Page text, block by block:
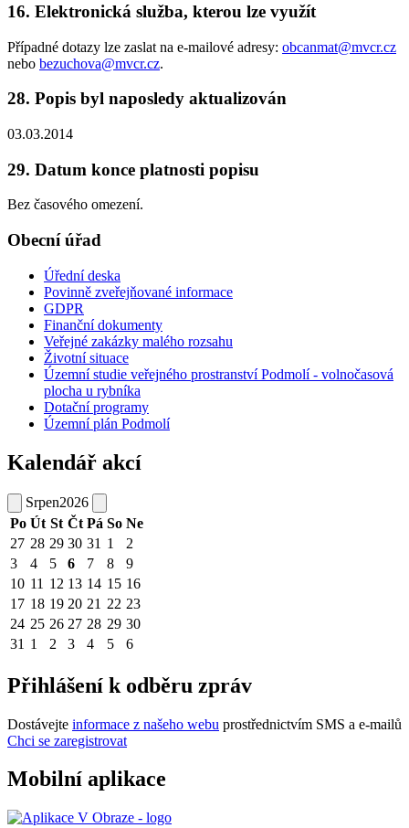
16. Elektronická služba, kterou lze využít
Případné dotazy lze zaslat na e-mailové adresy: obcanmat@mvcr.cz
nebo bezuchova@mvcr.cz.
28. Popis byl naposledy aktualizován
03.03.2014
29. Datum konce platnosti popisu
Bez časového omezení.
Obecní úřad
Úřední deska
Povinně zveřejňované informace
GDPR
Finanční dokumenty
Veřejné zakázky malého rozsahu
Životní situace
Územní studie veřejného prostranství Podmolí - volnočasová
plocha u rybníka
Dotační programy
Územní plán Podmolí
Kalendář akcí
Srpen2026
Po Út St Čt Pá So Ne
27 28 29 30 31 1
2
3
4 5 6 7 8
9
10 11 12 13 14 15 16
17 18 19 20 21 22 23
24 25 26 27 28 29 30
31 1 2 3 4 5 6
Přihlášení k odběru zpráv
Dostávejte informace z našeho webu prostřednictvím SMS a e-mailů
Chci se zaregistrovat
Mobilní aplikace